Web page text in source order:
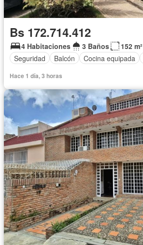
Bs 172.714.412
4 Habitaciones 3 Baños
152 m²
Seguridad
Balcón Cocina equipada
Hace 1 día, 3 horas